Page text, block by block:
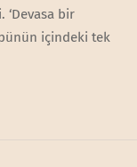
‘Devasa bir
içindeki tek